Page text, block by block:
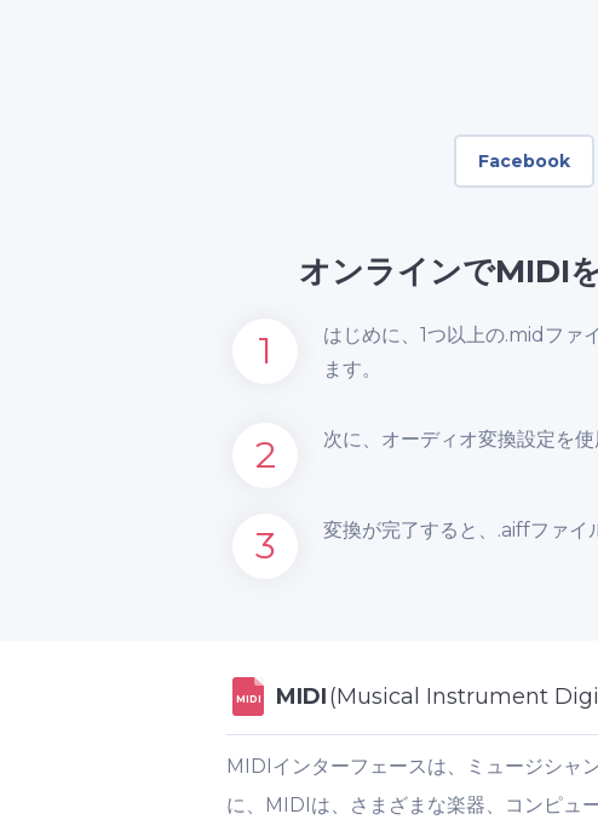
Facebook
オンラインでMIDI
1
はじめに、1つ以上の.midファ
ます。
2 次に、オーディオ変換設定を
3 変換が完了すると、.aiffファイ
MIDI MIDI(Musical Instrument
MIDIインターフェースは、ミュージシャ
に、MIDIは、さまざまな楽器、コンピュ